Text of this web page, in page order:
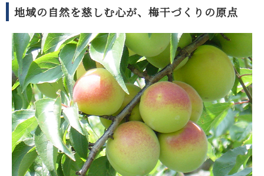
地域の自然を慈しむ心が、梅干づくりの原点